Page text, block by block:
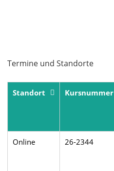
Termine und Standorte
Standort Kursnummer
Online 26-2344